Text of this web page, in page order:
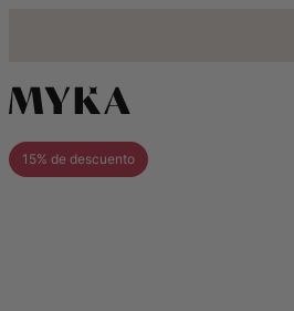
15% de descuento